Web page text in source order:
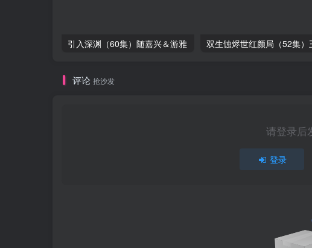
引入深渊（60集）随嘉兴＆游雅
评论 抢沙发
请登录后
登录